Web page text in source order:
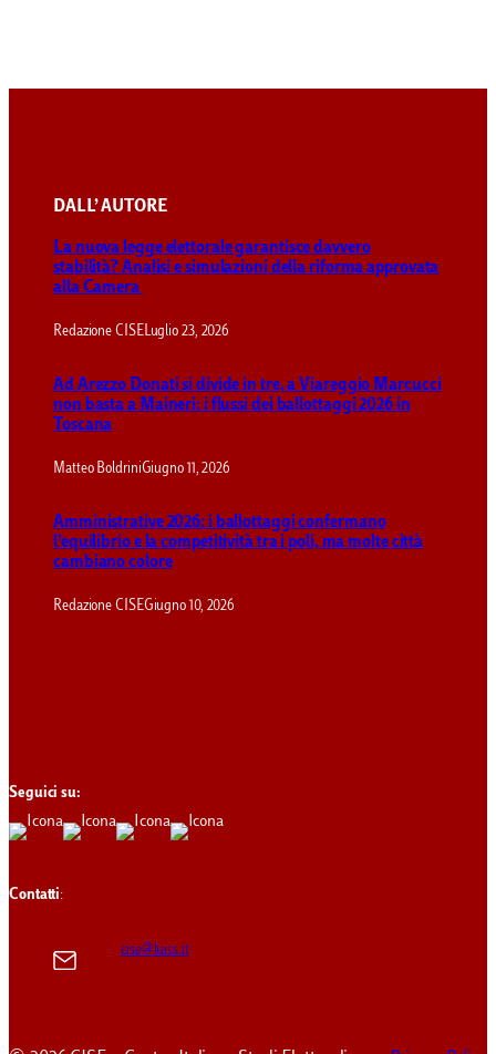
DALL’ AUTORE
La nuova legge elettorale garantisce davvero
stabilità? Analisi e simulazioni della riforma approvata
alla Camera
Redazione CISELuglio 23, 2026
Ad Arezzo Donati si divide in tre, a Viareggio Marcucci
non basta a Maineri: i flussi dei ballottaggi 2026 in
Toscana
Matteo BoldriniGiugno 11, 2026
Amministrative 2026: i ballottaggi confermano
l’equilibrio e la competitività tra i poli, ma molte città
cambiano colore
Redazione CISEGiugno 10, 2026
Seguici su:
Contatti:
cise@luiss.it